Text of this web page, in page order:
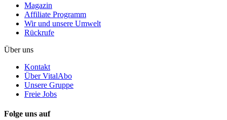
Magazin
Affiliate Programm
Wir und unsere Umwelt
Rückrufe
Über uns
Kontakt
Über VitalAbo
Unsere Gruppe
Freie Jobs
Folge uns auf